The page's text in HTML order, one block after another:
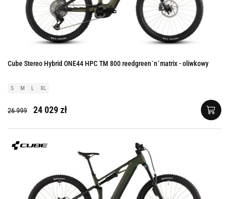
Cube Stereo Hybrid ONE44 HPC TM 800 reedgreen´n´matrix - oliwkowy
S M L XL
26 999 24 029 zł